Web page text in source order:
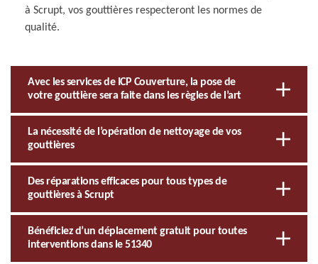
à Scrupt, vos gouttières respecteront les normes de
qualité.
Avec les services de ICP Couverture, la pose de
votre gouttière sera faite dans les règles de l’art
La nécessité de l’opération de nettoyage de vos
gouttières
Des réparations efficaces pour tous types de
gouttières à Scrupt
Bénéficiez d’un déplacement gratuit pour toutes
interventions dans le 51340